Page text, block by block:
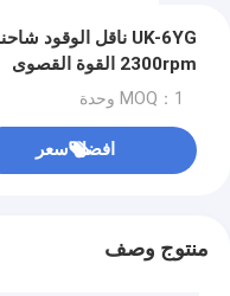
2300rpm القوة القصوى
MOQ：1 وحدة
افضل سعر
منتوج وصف